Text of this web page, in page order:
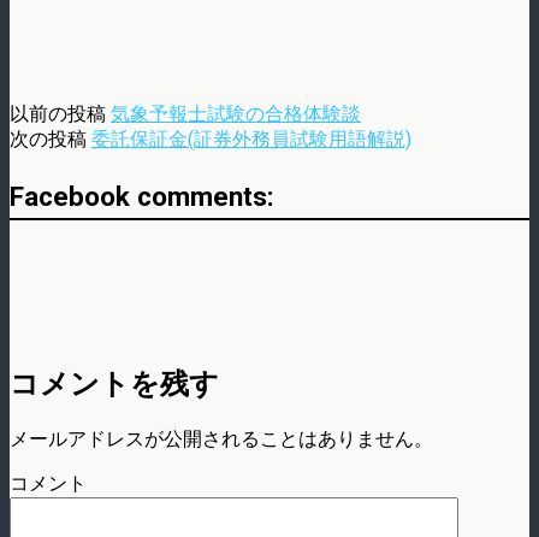
以前の投稿 気象予報士試験の合格体験談
次の投稿 委託保証金(証券外務員試験用語解説)
Facebook comments:
コメントを残す
メールアドレスが公開されることはありません。
コメント